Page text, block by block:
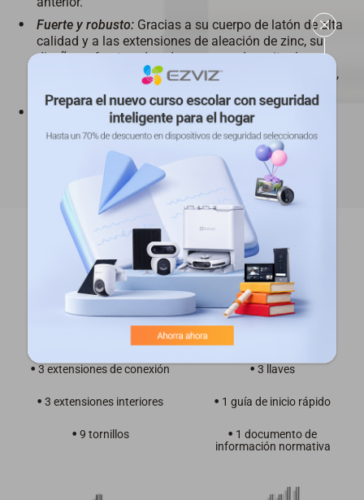
Fuerte y robusto: Gracias a su cuerpo de latón de alta
calidad y a las extensiones de aleación de zinc, su
diseño es fuerte y duradero para poder evitar las
aperturas forzadas, los accesos con llaves maestras,
Se incluyen 3 llaves: Cada compra incluye 3 llaves
para un uso familiar.
Contenido de la caja
2 llaves Allen
3 extensiones exteriores
3 extensiones de conexión 3 llaves
3 extensiones interiores 1 guía de inicio rápido
9 tornillos
1 documento de
información normativa